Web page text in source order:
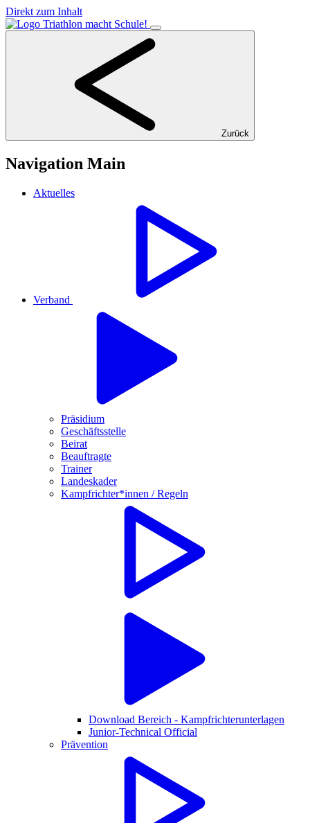
Direkt zum Inhalt
Zurück
Navigation Main
Aktuelles
Verband
Präsidium
Geschäftsstelle
Beirat
Beauftragte
Trainer
Landeskader
Kampfrichter*innen / Regeln
Download Bereich - Kampfrichterunterlagen
Junior-Technical Official
Prävention